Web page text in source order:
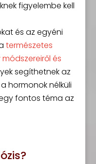
figyelembe kell
és az egyéni
természetes
és
segíthetnek az
hormonok nélküli
fontos téma az